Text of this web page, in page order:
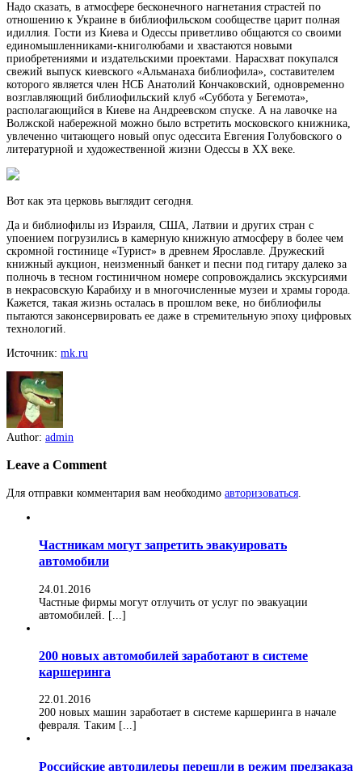
Надо сказать, в атмосфере бесконечного нагнетания страстей по
отношению к Украине в библиофильском сообществе царит полная
идиллия. Гости из Киева и Одессы приветливо общаются со своими
единомышленниками-книголюбами и хвастаются новыми
приобретениями и издательскими проектами. Нарасхват покупался
свежий выпуск киевского «Альманаха библиофила», составителем
которого является член НСБ Анатолий Кончаковский, одновременно
возглавляющий библиофильский клуб «Суббота у Бегемота»,
располагающийся в Киеве на Андреевском спуске. А на лавочке на
Волжской набережной можно было встретить московского книжника,
увлеченно читающего новый опус одессита Евгения Голубовского о
литературной и художественной жизни Одессы в ХХ веке.
Вот как эта церковь выглядит сегодня.
Да и библиофилы из Израиля, США, Латвии и других стран с
упоением погрузились в камерную книжную атмосферу в более чем
скромной гостинице «Турист» в древнем Ярославле. Дружеский
книжный аукцион, неизменный банкет и песни под гитару далеко за
полночь в тесном гостиничном номере сопровождались экскурсиями
в некрасовскую Карабиху и в многочисленные музеи и храмы города.
Кажется, такая жизнь осталась в прошлом веке, но библиофилы
пытаются законсервировать ее даже в стремительную эпоху цифровых
технологий.
Источник: mk.ru
Author: admin
Leave a Comment
Для отправки комментария вам необходимо авторизоваться
Частникам могут запретить эвакуировать
автомобили
24.01.2016
Частные фирмы могут отлучить от услуг по эвакуации
автомобилей. [...]
200 новых автомобилей заработают в системе
каршеринга
22.01.2016
200 новых машин заработает в системе каршеринга в начале
февраля. Таким [...]
Российские автодилеры перешли в режим предзаказа